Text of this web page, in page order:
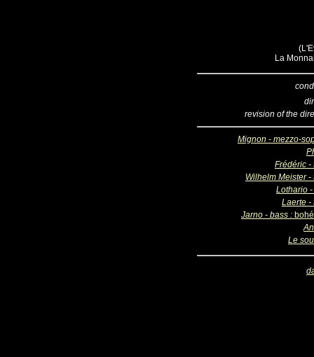
La
revision of the
Mignon - mezzo-
Frédéric -
Wilhelm Meister -
Lothario
Laerte -
Jarno - bass :
Le